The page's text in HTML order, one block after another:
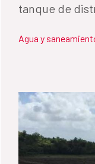
tanque de
Agua y